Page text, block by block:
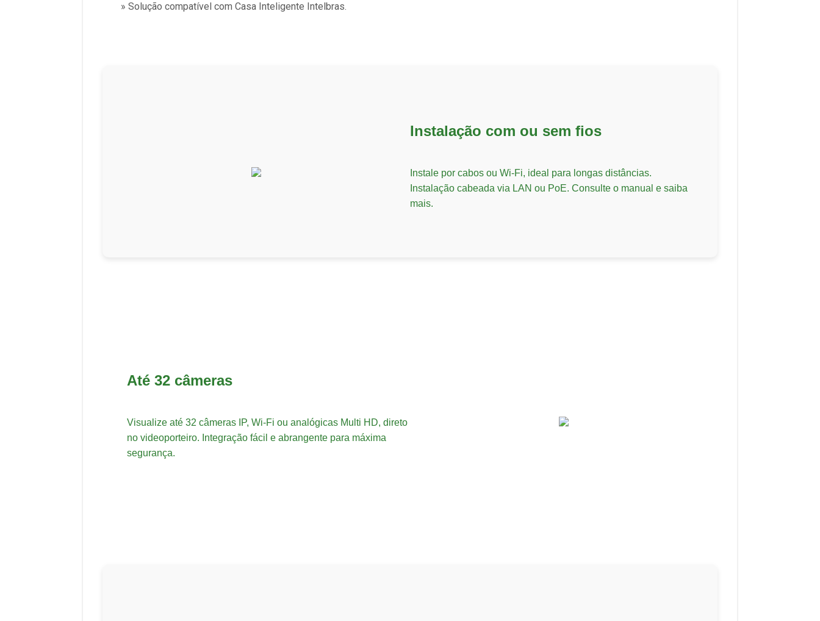
» Solução compatível com Casa Inteligente Intelbras.
Instalação com ou sem fios
Instale por cabos ou Wi-Fi, ideal para longas distâncias.
Instalação cabeada via LAN ou PoE. Consulte o manual e saiba
mais.
Até 32 câmeras
Visualize até 32 câmeras IP, Wi-Fi ou analógicas Multi HD, direto
no videoporteiro. Integração fácil e abrangente para máxima
segurança.